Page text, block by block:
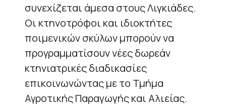
συνεχίζεται άμεσα στους Λιγκιάδες.
Οι κτηνοτρόφοι και ιδιοκτήτες
ποιμενικών σκύλων μπορούν να
προγραμματίσουν νέες δωρεάν
κτηνιατρικές διαδικασίες
επικοινωνώντας με το Τμήμα
Αγροτικής Παραγωγής και Αλιείας.